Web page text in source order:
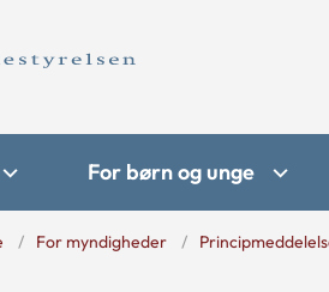
For børn og unge
For myndigheder